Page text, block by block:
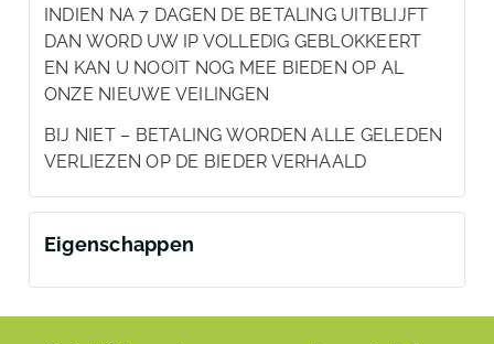
INDIEN NA 7 DAGEN DE BETALING UITBLIJFT
DAN WORD UW IP VOLLEDIG GEBLOKKEERT
EN KAN U NOOIT NOG MEE BIEDEN OP AL
ONZE NIEUWE VEILINGEN
BIJ NIET – BETALING WORDEN ALLE GELEDEN
VERLIEZEN OP DE BIEDER VERHAALD
Eigenschappen